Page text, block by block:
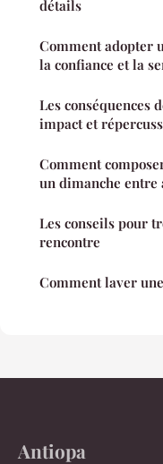
détails
Comment adopter
la confiance et la
Les conséquences
impact et
Comment
un dimanche entre
Les conseils pour
rencontre
Comment laver
Antiopa